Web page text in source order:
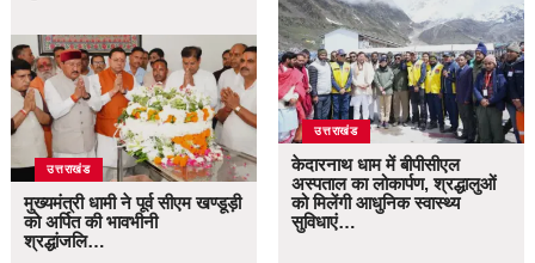
उत्तराखंड
मुख्यमंत्री धामी ने पूर्व सीएम खण्डूड़ी
को अर्पित की भावभीनी
श्रद्धांजलि…
उत्तराखंड
केदारनाथ धाम में बीपीसीएल
अस्पताल का लोकार्पण, श्रद्धालुओं
को मिलेंगी आधुनिक स्वास्थ्य
सुविधाएं…